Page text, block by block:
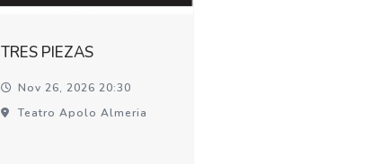
TRES PIEZAS
Nov 26, 2026 20:30
Teatro Apolo Almeria